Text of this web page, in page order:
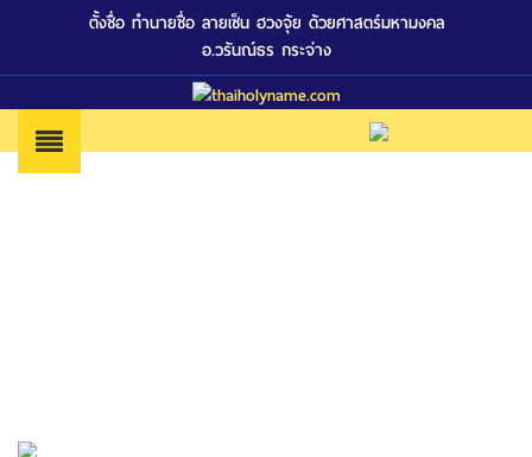
ตั้งชื่อ ทำนายชื่อ ลายเซ็น ฮวงจุ้ย ด้วยศาสตร์มหามงคล
อ.วรันณ์ธร กระจ่าง